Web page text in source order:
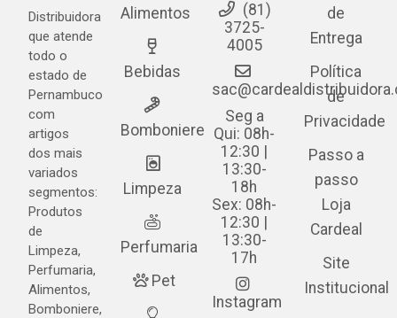
Distribuidora
que atende
todo o
estado de
Pernambuco
com
artigos
dos mais
variados
segmentos:
Produtos
de
Limpeza,
Perfumaria,
Alimentos,
Bomboniere,
Alimentos
Bebidas
Bomboniere
Limpeza
Perfumaria
Pet
(81)
3725-
4005
Seg a
Qui: 08h-
12:30 |
13:30-
18h
Sex: 08h-
12:30 |
13:30-
17h
Instagram
de
Entrega
Política
de
Privacidade
Passo a
passo
Loja
Cardeal
Site
Institucional